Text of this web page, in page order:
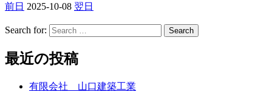
前日 2025-10-08 翌日
Search for:
最近の投稿
有限会社 山口建築工業